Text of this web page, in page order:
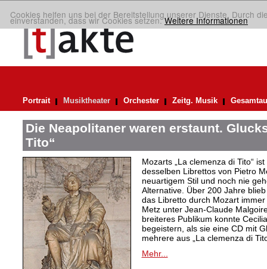
Cookies helfen uns bei der Bereitstellung unserer Dienste. Durch
einverstanden, dass wir Cookies setzen.Weitere Informationen
Portrait Musiktheater Orchester Zeitg. Musik
Die Neapolitaner waren erstaunt.
Tito“
Mozarts „La clemenza di Tito“
desselben Librettos von Pietro
neuartigem Stil und noch nie
Alternative. Über 200 Jahre
das Libretto durch Mozart
Metz unter Jean-Claude
breiteres Publikum konnte
begeistern, als sie eine CD mit
mehrere aus „La clemenza di
Mehr...